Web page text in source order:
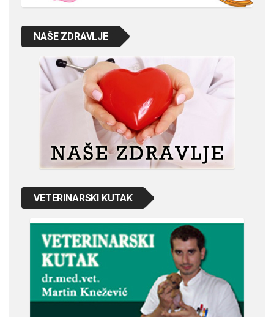
NAŠE ZDRAVLJE
VETERINARSKI KUTAK